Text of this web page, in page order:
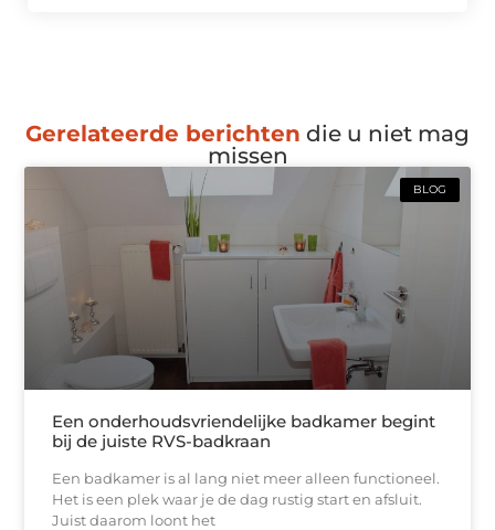
Gerelateerde berichten die u niet mag
missen
BLOG
Een onderhoudsvriendelijke badkamer begint
bij de juiste RVS-badkraan
Een badkamer is al lang niet meer alleen functioneel.
Het is een plek waar je de dag rustig start en afsluit.
Juist daarom loont het